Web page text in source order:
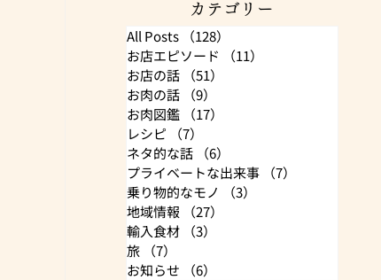
カテゴリー
All Posts （128）
お店エピソード
（11）
お店の話
（51）
お肉の話
（9）
お肉図鑑
（17）
レシピ
（7）
ネタ的な話
（6）
プライベートな出来事
（7）
乗り物的なモノ
（3）
地域情報
（27）
輸入食材
（3）
旅
（7）
お知らせ
（6）